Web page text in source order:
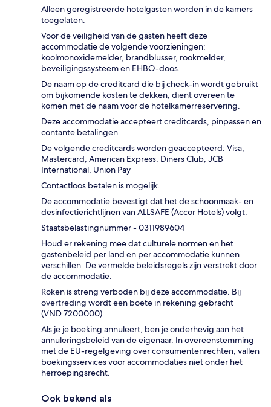
Alleen geregistreerde hotelgasten worden in de kamers
toegelaten.
Voor de veiligheid van de gasten heeft deze
accommodatie de volgende voorzieningen:
koolmonoxidemelder, brandblusser, rookmelder,
beveiligingssysteem en EHBO-doos.
De naam op de creditcard die bij check-in wordt gebruikt
om bijkomende kosten te dekken, dient overeen te
komen met de naam voor de hotelkamerreservering.
Deze accommodatie accepteert creditcards, pinpassen en
contante betalingen.
De volgende creditcards worden geaccepteerd: Visa,
Mastercard, American Express, Diners Club, JCB
International, Union Pay
Contactloos betalen is mogelijk.
De accommodatie bevestigt dat het de schoonmaak- en
desinfectierichtlijnen van ALLSAFE (Accor Hotels) volgt.
Staatsbelastingnummer - 0311989604
Houd er rekening mee dat culturele normen en het
gastenbeleid per land en per accommodatie kunnen
verschillen. De vermelde beleidsregels zijn verstrekt door
de accommodatie.
Roken is streng verboden bij deze accommodatie. Bij
overtreding wordt een boete in rekening gebracht
(VND 7200000).
Als je je boeking annuleert, ben je onderhevig aan het
annuleringsbeleid van de eigenaar. In overeenstemming
met de EU-regelgeving over consumentenrechten, vallen
boekingsservices voor accommodaties niet onder het
herroepingsrecht.
Ook bekend als